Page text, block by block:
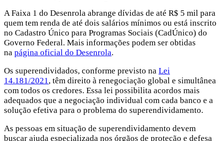
A Faixa 1 do Desenrola abrange dívidas de até R$ 5 mil para
quem tem renda de até dois salários mínimos ou está inscrito
no Cadastro Único para Programas Sociais (CadÚnico) do
Governo Federal. Mais informações podem ser obtidas
na página oficial do Desenrola.
Os superendividados, conforme previsto na Lei
14.181/2021 , têm direito à renegociação global e simultânea
com todos os credores. Essa lei possibilita acordos mais
adequados que a negociação individual com cada banco e a
solução efetiva para o problema do superendividamento.
As pessoas em situação de superendividamento devem
buscar ajuda especializada nos órgãos de proteção e defesa